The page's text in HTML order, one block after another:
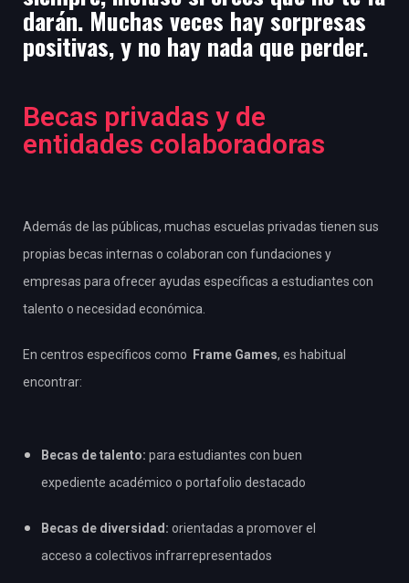
darán. Muchas veces hay sorpresas
positivas, y no hay nada que perder.
Becas privadas y de
entidades colaboradoras
Además de las públicas, muchas escuelas privadas tienen sus
propias becas internas o colaboran con fundaciones y
empresas para ofrecer ayudas específicas a estudiantes con
talento o necesidad económica.
En centros específicos como Frame Games, es habitual
encontrar:
Becas de talento: para estudiantes con buen
expediente académico o portafolio destacado
Becas de diversidad: orientadas a promover el
acceso a colectivos infrarrepresentados